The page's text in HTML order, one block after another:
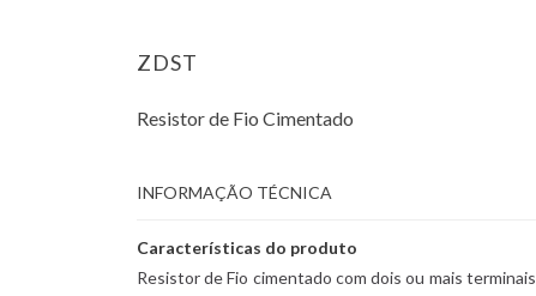
ZDST
Resistor de Fio Cimentado
INFORMAÇÃO TÉCNICA
Características do produto
Resistor de Fio cimentado com dois ou mais terminais